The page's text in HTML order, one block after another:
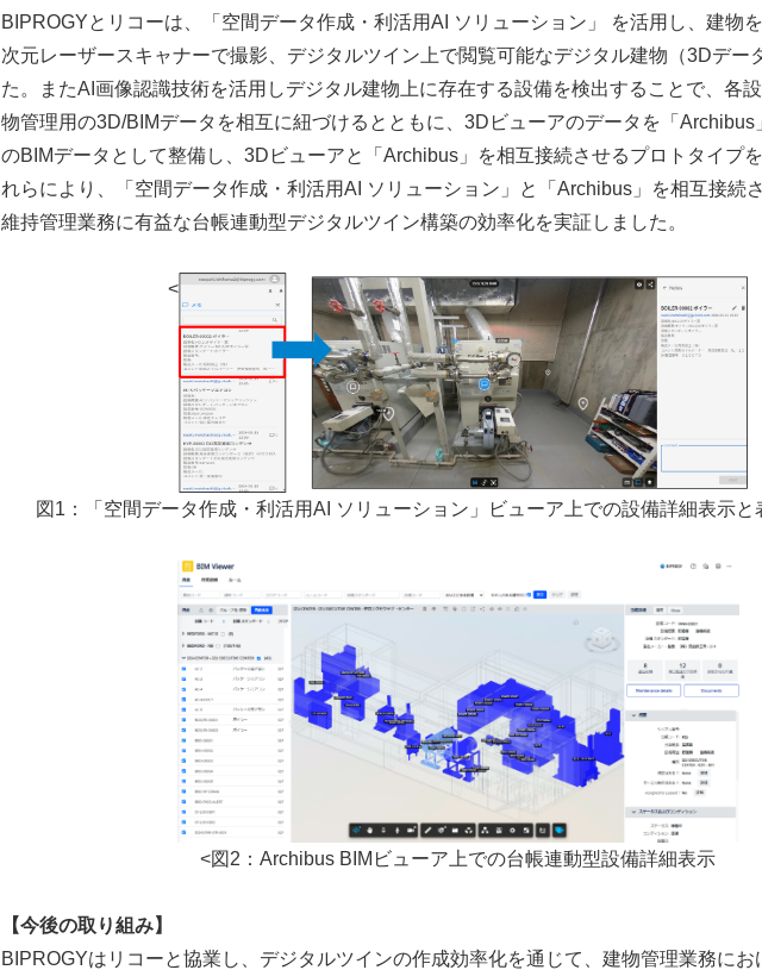
BIPROGYとリコーは、「空間データ作成・利活用AI ソリューション」 を活用し、建物
次元レーザースキャナーで撮影、デジタルツイン上で閲覧可能なデジタル建物（3Dデー
た。またAI画像認識技術を活用しデジタル建物上に存在する設備を検出することで、各
物管理用の3D/BIMデータを相互に紐づけるとともに、3Dビューアのデータを「Archibus
のBIMデータとして整備し、3Dビューアと「Archibus」を相互接続させるプロトタイプ
れらにより、「空間データ作成・利活用AI ソリューション」と「Archibus」を相互接続
維持管理業務に有益な台帳連動型デジタルツイン構築の効率化を実証しました。
<
図1：「空間データ作成・利活用AI ソリューション」ビューア上での設備詳細表示と
<図2：Archibus BIMビューア上での台帳連動型設備詳細表示
【今後の取り組み】
BIPROGYはリコーと協業し、デジタルツインの作成効率化を通じて、建物管理業務にお